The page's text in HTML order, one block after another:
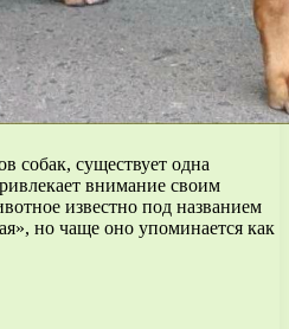
собак, существует одна
внимание своим
известно под названием
но чаще оно упоминается как